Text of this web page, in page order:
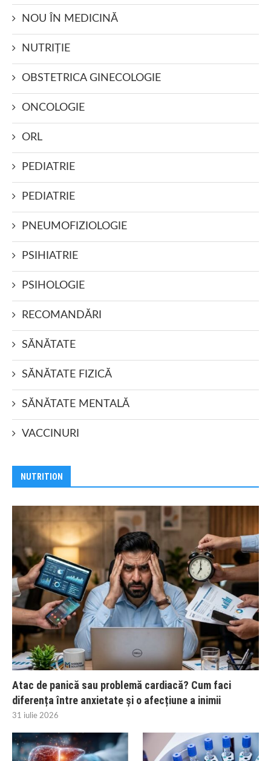
NOU ÎN MEDICINĂ
NUTRIŢIE
OBSTETRICA GINECOLOGIE
ONCOLOGIE
ORL
PEDIATRIE
PEDIATRIE
PNEUMOFIZIOLOGIE
PSIHIATRIE
PSIHOLOGIE
RECOMANDĂRI
SĂNĂTATE
SĂNĂTATE FIZICĂ
SĂNĂTATE MENTALĂ
VACCINURI
NUTRITION
Atac de panică sau problemă cardiacă? Cum faci
diferența între anxietate și o afecțiune a inimii
31 iulie 2026